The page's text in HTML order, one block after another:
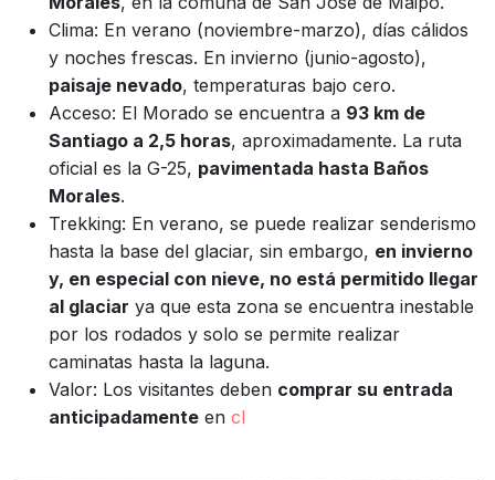
Clima: En verano (noviembre-marzo), días cálidos
y noches frescas. En invierno (junio-agosto),
paisaje nevado, temperaturas bajo cero.
Acceso: El Morado se encuentra a 93 km de
Santiago a 2,5 horas, aproximadamente. La ruta
oficial es la G-25, pavimentada hasta Baños
Morales.
Trekking: En verano, se puede realizar senderismo
hasta la base del glaciar, sin embargo, en invierno
y, en especial con nieve, no está permitido llegar
al glaciar ya que esta zona se encuentra inestable
por los rodados y solo se permite realizar
caminatas hasta la laguna.
Valor: Los visitantes deben comprar su entrada
anticipadamente en cl